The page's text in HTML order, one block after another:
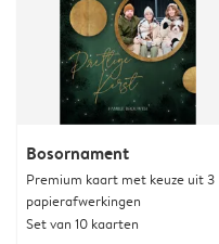
Bosornament
Premium kaart met keuze uit 3
papierafwerkingen
Set van 10 kaarten